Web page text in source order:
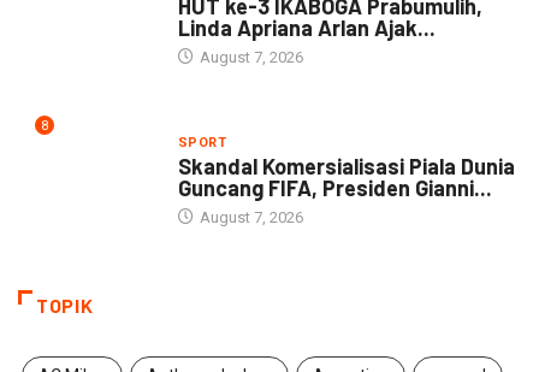
HUT ke-3 IKABOGA Prabumulih,
Linda Apriana Arlan Ajak...
August 7, 2026
8
SPORT
Skandal Komersialisasi Piala Dunia
Guncang FIFA, Presiden Gianni...
August 7, 2026
TOPIK